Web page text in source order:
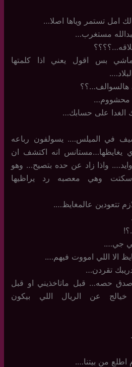
امل تستمر وياها اصلا…
مستغرب…
ماشي بس اقول يعني اذا كلمتها
هالسوالف…؟؟
محشووم…
على حسابك…
في الميلس…. يسولفون رباعه
انه اكتشف ان
واذا زاد عن حده بتصيح… وهو
وهي معصبه رد يراظيها
تتعودين عالمغايظ….
جي….
الا اللي امووت فيهم….
تقردن…
حصه… قبل ماتاخذيني او قبل
عن الريال اللي بيكون
اطلع من بيتنا….